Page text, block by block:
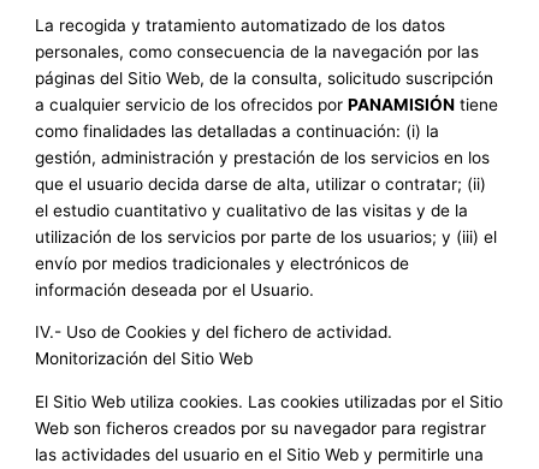
La recogida y tratamiento automatizado de los datos
personales, como consecuencia de la navegación por las
páginas del Sitio Web, de la consulta, solicitudo suscripción
a cualquier servicio de los ofrecidos porPANAMISIÓN tiene
como finalidades las detalladas a continuación: (i) la
gestión, administración y prestación de los servicios en los
que el usuario decida darse de alta, utilizar o contratar; (ii)
el estudio cuantitativo y cualitativo de las visitas y de la
utilización de los servicios por parte de los usuarios; y (iii) el
envío por medios tradicionales y electrónicos de
información deseada por el Usuario.
IV.- Uso de Cookies y del fichero de actividad.
Monitorización del Sitio Web
El Sitio Web utiliza cookies. Las cookies utilizadas por el Sitio
Web son ficheros creados por su navegador para registrar
las actividades del usuario en el Sitio Web y permitirle una